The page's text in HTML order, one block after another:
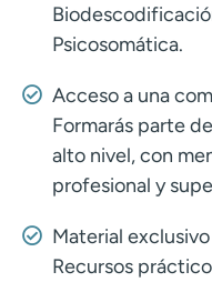
Psicosomática.
Acceso a una
Formarás parte
alto nivel, con
profesional y
Material
Recursos